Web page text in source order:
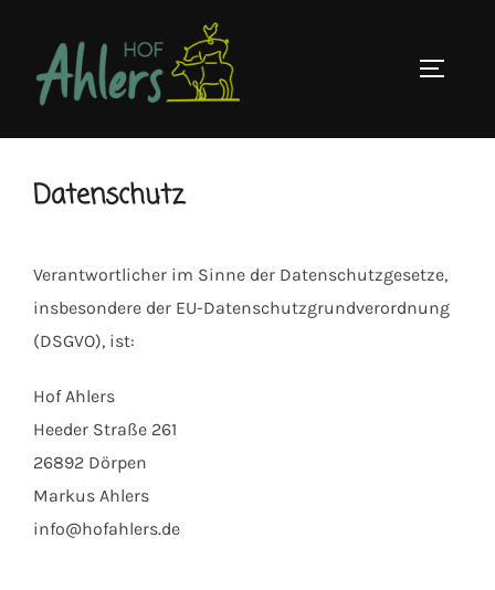
springen
Datenschutz
Verantwortlicher im Sinne der Datenschutzgesetze,
insbesondere der EU-Datenschutzgrundverordnung
(DSGVO), ist:
Hof Ahlers
Heeder Straße 261
26892 Dörpen
Markus Ahlers
info@hofahlers.de